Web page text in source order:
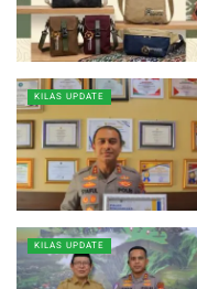
KILAS UPDATE
KILAS UPDATE